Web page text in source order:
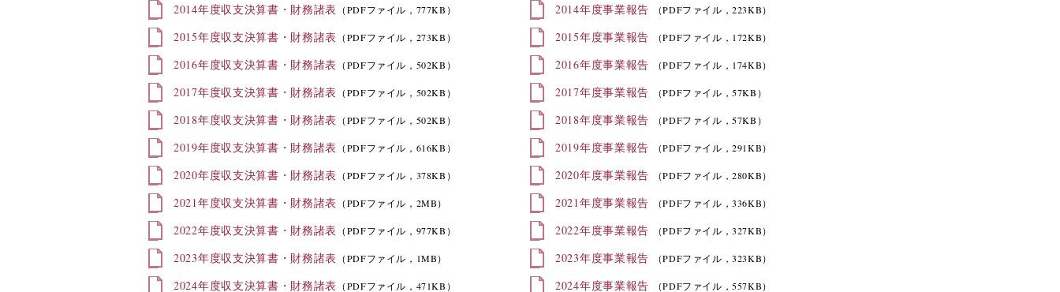
2014年度収支決算書・財務諸表 （PDFファイル，777KB） 2014年度事業報告 （PDFファイル，223KB）
2015年度収支決算書・財務諸表 （PDFファイル，273KB） 2015年度事業報告 （PDFファイル，172KB）
2016年度収支決算書・財務諸表 （PDFファイル，502KB） 2016年度事業報告 （PDFファイル，174KB）
2017年度収支決算書・財務諸表 （PDFファイル，502KB） 2017年度事業報告 （PDFファイル，57KB）
2018年度収支決算書・財務諸表 （PDFファイル，502KB） 2018年度事業報告 （PDFファイル，57KB）
2019年度収支決算書・財務諸表 （PDFファイル，616KB） 2019年度事業報告 （PDFファイル，291KB）
2020年度収支決算書・財務諸表 （PDFファイル，378KB） 2020年度事業報告 （PDFファイル，280KB）
2021年度収支決算書・財務諸表 （PDFファイル，2MB） 2021年度事業報告 （PDFファイル，336KB）
2022年度収支決算書・財務諸表 （PDFファイル，977KB） 2022年度事業報告 （PDFファイル，327KB）
2023年度収支決算書・財務諸表 （PDFファイル，1MB） 2023年度事業報告 （PDFファイル，323KB）
2024年度収支決算書・財務諸表 （PDFファイル，471KB） 2024年度事業報告 （PDFファイル，557KB）